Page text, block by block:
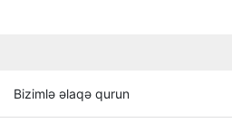
Bizimlə əlaqə qurun